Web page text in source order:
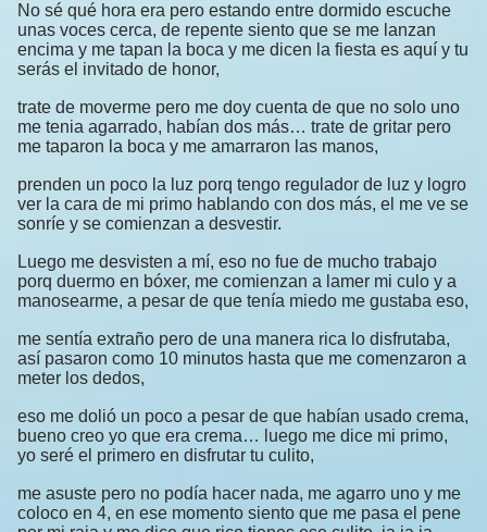
No sé qué hora era pero estando entre dormido escuche
unas voces cerca, de repente siento que se me lanzan
encima y me tapan la boca y me dicen la fiesta es aquí y tu
serás el invitado de honor,
trate de moverme pero me doy cuenta de que no solo uno
me tenia agarrado, habían dos más… trate de gritar pero
me taparon la boca y me amarraron las manos,
prenden un poco la luz porq tengo regulador de luz y logro
ver la cara de mi primo hablando con dos más, el me ve se
sonríe y se comienzan a desvestir.
Luego me desvisten a mí, eso no fue de mucho trabajo
porq duermo en bóxer, me comienzan a lamer mi culo y a
manosearme, a pesar de que tenía miedo me gustaba eso,
me sentía extraño pero de una manera rica lo disfrutaba,
así pasaron como 10 minutos hasta que me comenzaron a
meter los dedos,
eso me dolió un poco a pesar de que habían usado crema,
bueno creo yo que era crema… luego me dice mi primo,
yo seré el primero en disfrutar tu culito,
me asuste pero no podía hacer nada, me agarro uno y me
coloco en 4, en ese momento siento que me pasa el pene